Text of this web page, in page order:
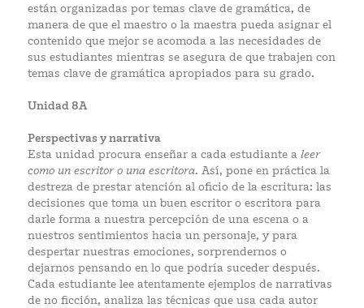
están organizadas por temas clave de gramática, de
manera de que el maestro o la maestra pueda asignar el
contenido que mejor se acomoda a las necesidades de
sus estudiantes mientras se asegura de que trabajen con
temas clave de gramática apropiados para su grado.
Unidad 8A
Perspectivas y narrativa
Esta unidad procura enseñar a cada estudiante a leer
como un escritor o una escritora. Así, pone en práctica la
destreza de prestar atención al oficio de la escritura: las
decisiones que toma un buen escritor o escritora para
darle forma a nuestra percepción de una escena o a
nuestros sentimientos hacia un personaje, y para
despertar nuestras emociones, sorprendernos o
dejarnos pensando en lo que podría suceder después.
Cada estudiante lee atentamente ejemplos de narrativas
de no ficción, analiza las técnicas que usa cada autor